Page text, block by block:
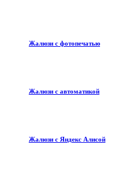
Жалюзи с фотопечатью
Жалюзи с автоматикой
Жалюзи с Яндекс Алисой